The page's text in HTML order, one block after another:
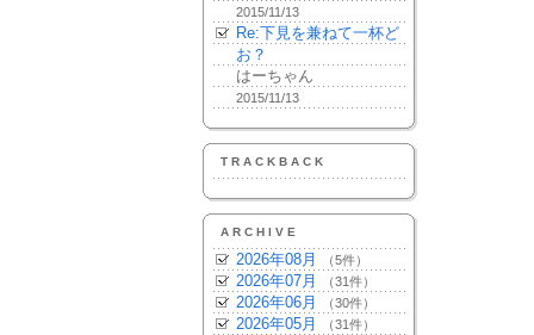
2015/11/13
Re:下見を兼ねて一杯ど
お？
はーちゃん
2015/11/13
TRACKBACK
ARCHIVE
2026年08月 （5件）
2026年07月 （31件）
2026年06月 （30件）
2026年05月 （31件）